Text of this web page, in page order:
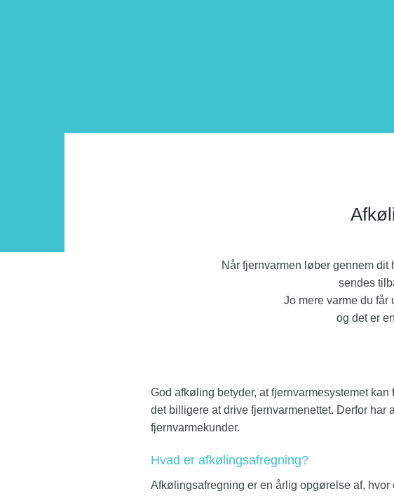
Når fjernvarmen løber gennem dit
sendes
Jo mere varme du
og det er
God afkøling betyder, at fjernvarmesystemet
det billigere at drive fjernvarmenettet. Derfor
fjernvarmekunder.
Hvad er afkølingsafregning?
Afkølingsafregning er en årlig opgørelse af,